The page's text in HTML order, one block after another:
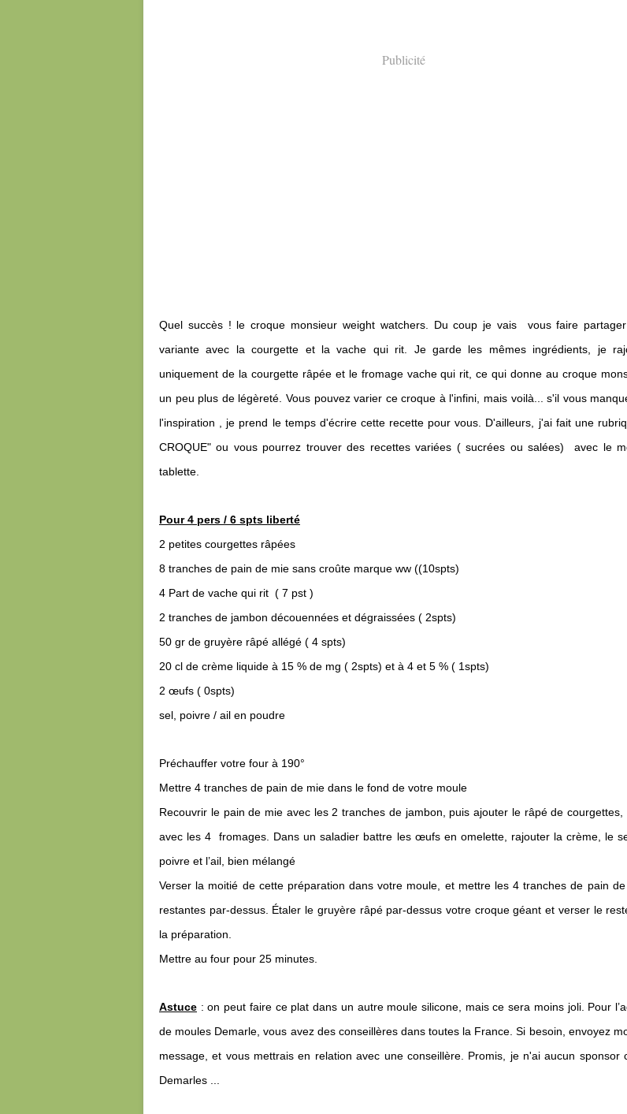
Publicité
Quel succès ! le croque monsieur weight watchers. Du coup je vais vous faire
variante avec la courgette et la vache qui rit. Je garde les mêmes ingrédients, je
uniquement de la courgette râpée et le fromage vache qui rit, ce qui donne au croque
un peu plus de légèreté. Vous pouvez varier ce croque à l'infini, mais voilà... s'il vous
l'inspiration , je prend le temps d'écrire cette recette pour vous. D'ailleurs, j'ai fait une
CROQUE" ou vous pourrez trouver des recettes variées ( sucrées ou salées) avec le
tablette.
Pour 4 pers / 6 spts liberté
2 petites courgettes râpées
8 tranches de pain de mie sans croûte marque ww ((10spts)
4 Part de vache qui rit ( 7 pst )
2 tranches de jambon découennées et dégraissées ( 2spts)
50 gr de gruyère râpé allégé ( 4 spts)
20 cl de crème liquide à 15 % de mg ( 2spts) et à 4 et 5 % ( 1spts)
2 œufs ( 0spts)
sel, poivre / ail en poudre
Préchauffer votre four à 190°
Mettre 4 tranches de pain de mie dans le fond de votre moule
Recouvrir le pain de mie avec les 2 tranches de jambon, puis ajouter le râpé de courgettes,
avec les 4 fromages. Dans un saladier battre les œufs en omelette, rajouter la crème, le
poivre et l’ail, bien mélangé
Verser la moitié de cette préparation dans votre moule, et mettre les 4 tranches de pain
restantes par-dessus. Étaler le gruyère râpé par-dessus votre croque géant et verser le
la préparation.
Mettre au four pour 25 minutes.
Astuce : on peut faire ce plat dans un autre moule silicone, mais ce sera moins joli. Pour
de moules Demarle, vous avez des conseillères dans toutes la France. Si besoin, envoyez
message, et vous mettrais en relation avec une conseillère. Promis, je n'ai aucun sponsor
Demarles ...